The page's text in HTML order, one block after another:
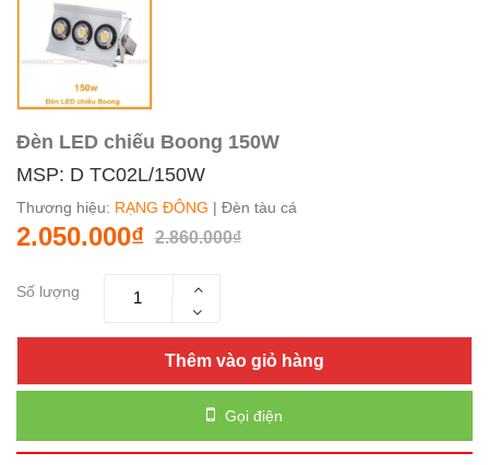
Đèn LED chiếu Boong 150W
MSP: D TC02L/150W
Thương hiệu: RẠNG ĐÔNG | Đèn tàu cá
2.050.000₫ 2.860.000₫
Số lượng
Thêm vào giỏ hàng
Gọi điện